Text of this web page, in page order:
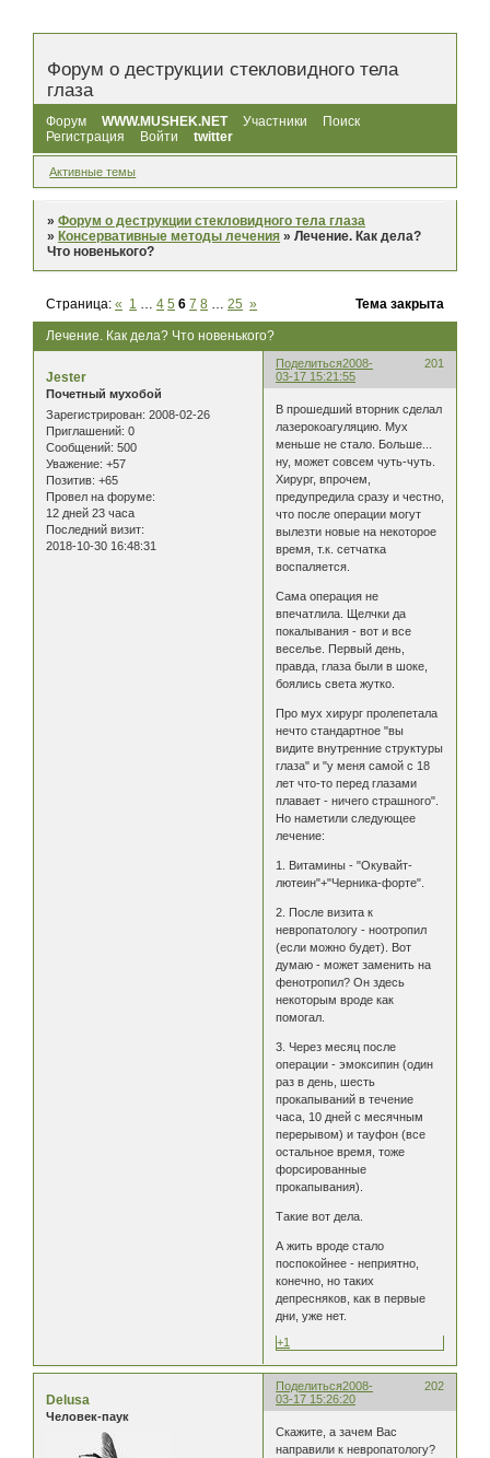
Форум о деструкции стекловидного тела
глаза
Форум WWW.MUSHEK.NET Участники
Поиск
Регистрация
Войти twitter
Активные темы
»Форум о деструкции стекловидного тела глаза
»Консервативные методы лечения »Лечение. Как дела?
Что новенького?
Лечение. Как дела? Что новенького?
Страница:« 1 … 4 5 6 7 8 … 25 » Тема закрыта
Поделиться 201
2008-
03-17 15:21:55
Jester
Почетный мухобой
Зарегистрирован: 2008-02-26
Приглашений: 0
Сообщений: 500
Уважение: +57
Позитив: +65
Провел на форуме:
12 дней 23 часа
Последний визит:
2018-10-30 16:48:31
В прошедший вторник сделал
лазерокоагуляцию. Мух
меньше не стало. Больше...
ну, может совсем чуть-чуть.
Хирург, впрочем,
предупредила сразу и честно,
что после операции могут
вылезти новые на некоторое
время, т.к. сетчатка
воспаляется.
Сама операция не
впечатлила. Щелчки да
покалывания - вот и все
веселье. Первый день,
правда, глаза были в шоке,
боялись света жутко.
Про мух хирург пролепетала
нечто стандартное "вы
видите внутренние структуры
глаза" и "у меня самой с 18
лет что-то перед глазами
плавает - ничего страшного".
Но наметили следующее
лечение:
1. Витамины - "Окувайт-
лютеин"+"Черника-форте".
2. После визита к
невропатологу - ноотропил
(если можно будет). Вот
думаю - может заменить на
фенотропил? Он здесь
некоторым вроде как
помогал.
3. Через месяц после
операции - эмоксипин (один
раз в день, шесть
прокапываний в течение
часа, 10 дней с месячным
перерывом) и тауфон (все
остальное время, тоже
форсированные
прокапывания).
Такие вот дела.
А жить вроде стало
поспокойнее - неприятно,
конечно, но таких
депресняков, как в первые
дни, уже нет.
+1
Поделиться 202
2008-
03-17 15:26:20
Delusa
Человек-паук
Скажите, а зачем Вас
направили к невропатологу?